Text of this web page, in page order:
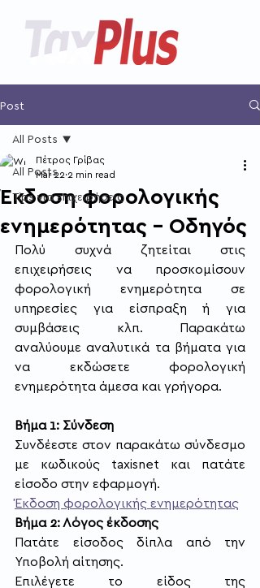
Post
All Posts
Tips για επιχειρήσεις
All Posts
Έκδοση φορολογικής
ενημερότητας – Οδηγός
Πέτρος Γρίβας
Mar 22 2 min read
Πολύ συχνά ζητείται στις
επιχειρήσεις να προσκομίσουν
φορολογική ενημερότητα σε
υπηρεσίες για είσπραξη ή για
συμβάσεις κλπ. Παρακάτω
αναλύουμε αναλυτικά τα βήματα για
να εκδώσετε φορολογική
ενημερότητα άμεσα και γρήγορα.
Βήμα 1: Σύνδεση
Συνδέεστε στον παρακάτω σύνδεσμο
με κωδικούς taxisnet και πατάτε
είσοδο στην εφαρμογή.
Έκδοση φορολογικής ενημερότητας
Βήμα 2: Λόγος έκδοσης
Πατάτε είσοδος δίπλα από την
Υποβολή αίτησης.
Επιλέγετε το είδος της